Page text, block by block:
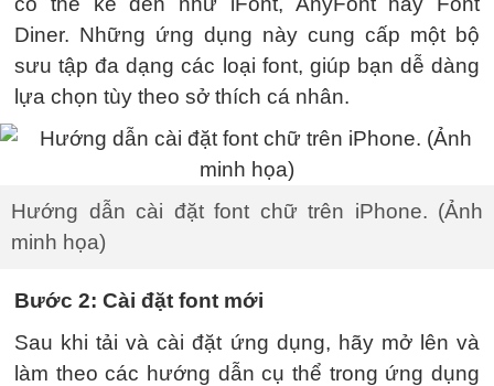
Diner. Những ứng dụng này cung cấp một bộ
sưu tập đa dạng các loại font, giúp bạn dễ dàng
lựa chọn tùy theo sở thích cá nhân.
Hướng dẫn cài đặt font chữ trên iPhone. (Ảnh
minh họa)
Bước 2: Cài đặt font mới
Sau khi tải và cài đặt ứng dụng, hãy mở lên và
làm theo các hướng dẫn cụ thể trong ứng dụng